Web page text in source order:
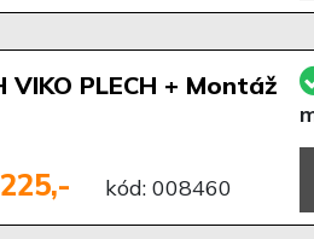
VIKO PLECH + Montáž
kód: 008460